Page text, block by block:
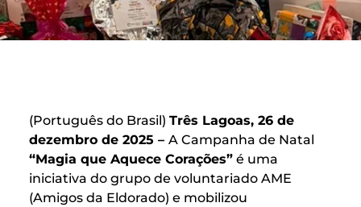
认证
Integrity Report
媒体中的埃尔多拉多
EN
(Português do Brasil) Três Lagoas, 26 de
dezembro de 2025 – A Campanha de Natal
“Magia que Aquece Corações” é uma
iniciativa do grupo de voluntariado AME
(Amigos da Eldorado) e mobilizou